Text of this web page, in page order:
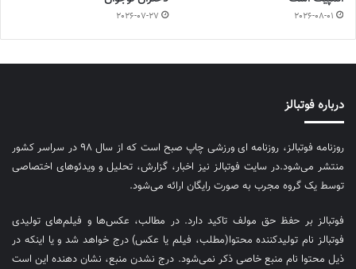
2026-08-01
2026-07-27
درباره فوتبالز
روزنامه فوتبالز، روزنامه ای ورزشی چاپ صبح است که از سال ۹۸ در سراسر کشور
منتشر می‌شود.در سایت فوتبالز نیز اخبار، گزارش، تحلیل و ویدئوهای اختصاصی
توسط یک گروه مجرب به صورت رایگان ارائه می‌شود.
فوتبالز بر حفظ حق مولف تاکید دارد. در مطالب، عکس‌ها و فیلم‌های تولیدی
فوتبالز نام تولیدکننده محتوا(مطلب، فیلم یا عکس) درج خواهد شد و یا اینکه در
ذیل محتوا نام منبع خاصی ذکر نمی‌‎شود. درج نشدن منبع، نشان دهنده این است